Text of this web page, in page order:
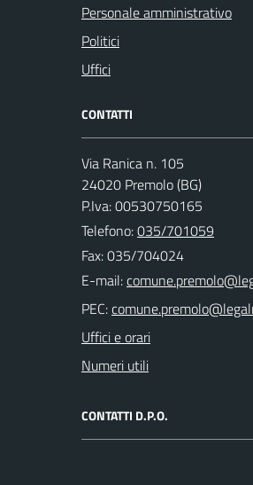
Personale amministrativo
Politici
Uffici
CONTATTI
Via Ranica n. 105
24020 Premolo (BG)
P.Iva: 00530750165
Telefono:035/701059
Fax: 035/704024
E-mail:
PEC:
Uffici e orari
Numeri utili
CONTATTI D.P.O.